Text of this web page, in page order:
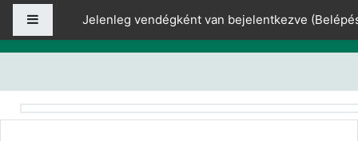
Tovább a fő tartalomhoz
OldalpanelJelenleg vendégként van bejelentkezve (